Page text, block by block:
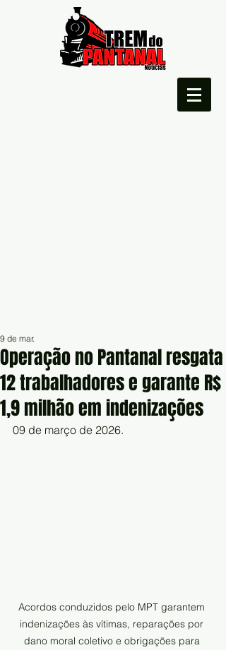
Operação no Pantanal resgata
12 trabalhadores e garante R$
1,9 milhão em indenizações
9 de mar.
09 de março de 2026.
Acordos conduzidos pelo MPT garantem
indenizações às vítimas, reparações por
dano moral coletivo e obrigações para